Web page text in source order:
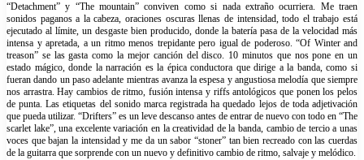
“Detachment” y “The mountain” conviven como si nada extraño ocurriera. Me traen
sonidos paganos a la cabeza, oraciones oscuras llenas de intensidad, todo el trabajo está
ejecutado al límite, un desgaste bien producido, donde la batería pasa de la velocidad más
intensa y apretada, a un ritmo menos trepidante pero igual de poderoso. “Of Winter and
treason” se las gasta como la mejor canción del disco. 10 minutos que nos pone en un
estado mágico, donde la narración es la épica conductora que dirige a la banda, como si
fueran dando un paso adelante mientras avanza la espesa y angustiosa melodía que siempre
nos arrastra. Hay cambios de ritmo, fusión intensa y riffs antológicos que ponen los pelos
de punta. Las etiquetas del sonido marca registrada ha quedado lejos de toda adjetivación
que pueda utilizar. “Drifters” es un leve descanso antes de entrar de nuevo con todo en “The
scarlet lake”, una excelente variación en la creatividad de la banda, cambio de tercio a unas
voces que bajan la intensidad y me da un sabor “stoner” tan bien recreado con las cuerdas
de la guitarra que sorprende con un nuevo y definitivo cambio de ritmo, salvaje y melódico.